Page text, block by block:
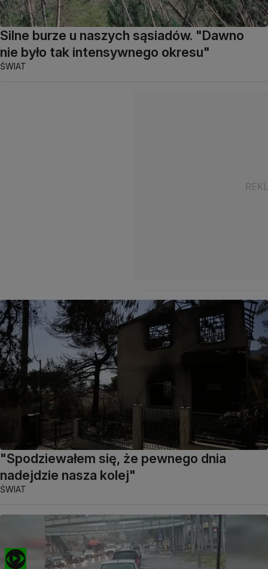
Silne burze u naszych sąsiadów. "Dawno
nie było tak intensywnego okresu"
ŚWIAT
"Spodziewałem się, że pewnego dnia
nadejdzie nasza kolej"
ŚWIAT